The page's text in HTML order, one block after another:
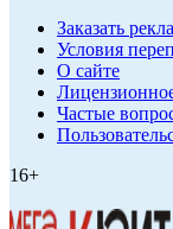
Заказать
Условия
О сайте
Частые
16+